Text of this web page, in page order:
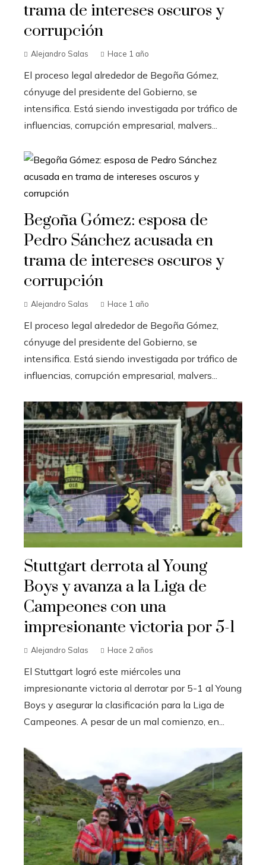
trama de intereses oscuros y
corrupción
Alejandro Salas Hace 1 año
El proceso legal alrededor de Begoña Gómez,
cónyuge del presidente del Gobierno, se
intensifica. Está siendo investigada por tráfico de
influencias, corrupción empresarial, malvers...
Begoña Gómez: esposa de
Pedro Sánchez acusada en
trama de intereses oscuros y
corrupción
Alejandro Salas Hace 1 año
El proceso legal alrededor de Begoña Gómez,
cónyuge del presidente del Gobierno, se
intensifica. Está siendo investigada por tráfico de
influencias, corrupción empresarial, malvers...
Stuttgart derrota al Young
Boys y avanza a la Liga de
Campeones con una
impresionante victoria por 5-1
Alejandro Salas Hace 2 años
El Stuttgart logró este miércoles una
impresionante victoria al derrotar por 5-1 al Young
Boys y asegurar la clasificación para la Liga de
Campeones. A pesar de un mal comienzo, en...